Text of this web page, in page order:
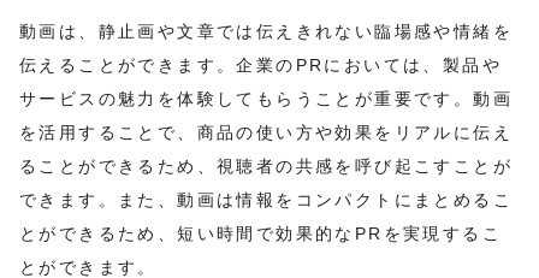
動画は、静止画や文章では伝えきれない臨場感や情緒を
伝えることができます。企業のPRにおいては、製品や
サービスの魅力を体験してもらうことが重要です。動画
を活用することで、商品の使い方や効果をリアルに伝え
ることができるため、視聴者の共感を呼び起こすことが
できます。また、動画は情報をコンパクトにまとめるこ
とができるため、短い時間で効果的なPRを実現するこ
とができます。